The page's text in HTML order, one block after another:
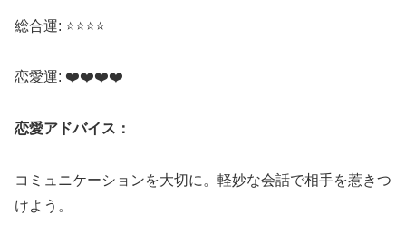
総合運: ⭐⭐⭐⭐
恋愛運: ❤️❤️❤️❤️
恋愛アドバイス：
コミュニケーションを大切に。軽妙な会話で相手を惹きつ
けよう。